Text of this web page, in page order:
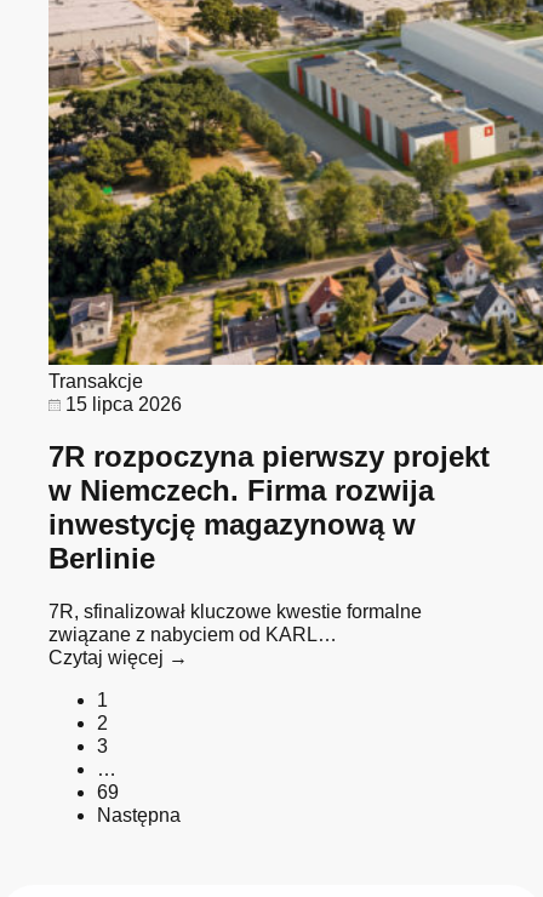
Transakcje
15 lipca 2026
7R rozpoczyna pierwszy projekt
w Niemczech. Firma rozwija
inwestycję magazynową w
Berlinie
7R, sfinalizował kluczowe kwestie formalne
związane z nabyciem od KARL…
Czytaj więcej →
1
2
3
…
69
Następna